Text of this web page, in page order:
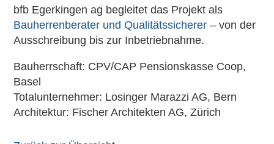
bfb Egerkingen ag begleitet das Projekt als
Bauherrenberater und Qualitätssicherer – von der
Ausschreibung bis zur Inbetriebnahme.
Bauherrschaft: CPV/CAP Pensionskasse Coop,
Basel
Totalunternehmer: Losinger Marazzi AG, Bern
Architektur: Fischer Architekten AG, Zürich